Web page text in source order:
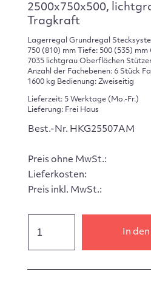
2500x750x500,
Tragkraft
Lagerregal Grundregal
750 (810) mm Tiefe: 500 (535)
7035 lichtgrau Oberflächen
Anzahl der Fachebenen: 6 Stück
1600 kg Bedienung: Zweiseitig
Lieferzeit: 5 Werktage (Mo.-Fr.)
Lieferung: Frei Haus
Best.-Nr. HKG25507AM
Preis ohne MwSt.:
Lieferkosten:
Preis inkl. MwSt.:
In